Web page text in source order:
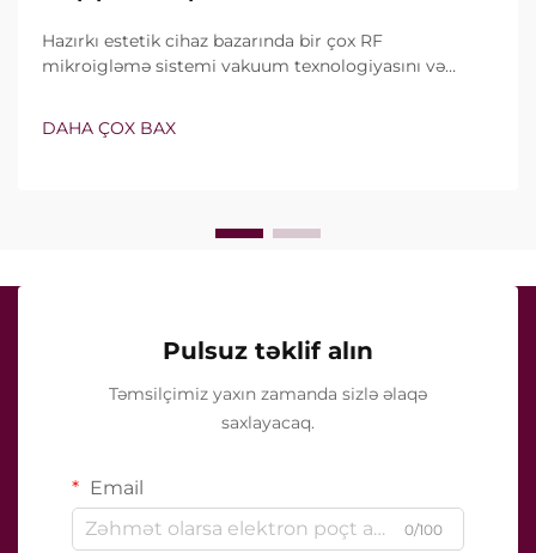
Hazırkı estetik cihaz bazarında bir çox RF
mikroigləmə sistemi vakuum texnologiyasını və
deyil, onların klinik müalicə zamanı necə dəqiq işlədiyi
DAHA ÇOX BAX
Pulsuz təklif alın
Təmsilçimiz yaxın zamanda sizlə əlaqə
saxlayacaq.
Email
0/100